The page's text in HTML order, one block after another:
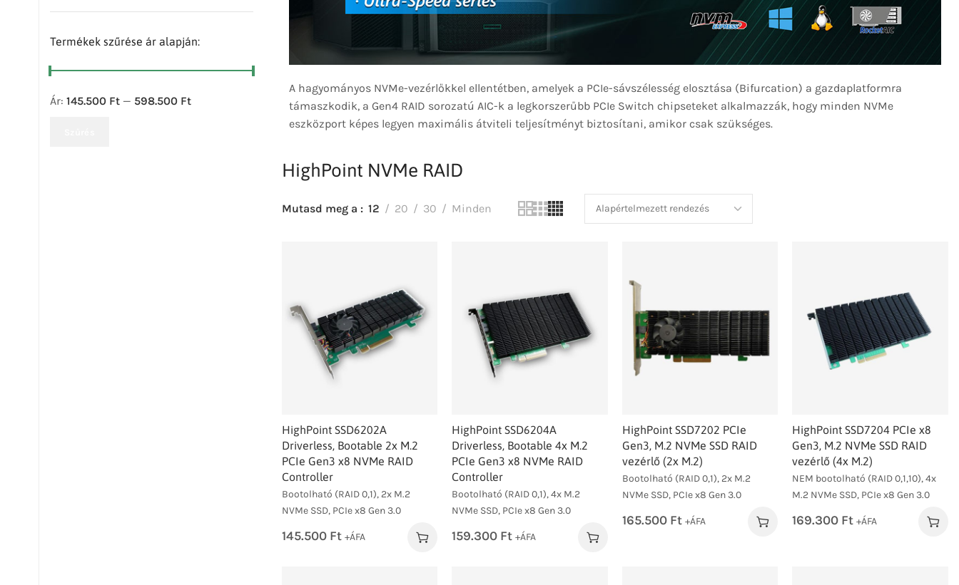
Termékek szűrése ár alapján:
Ár: 145.500 Ft — 598.500 Ft
A hagyományos NVMe-vezérlőkkel ellentétben, amelyek a PCIe-sávszélesség elosztása (Bifurcation) a gazdaplatformra
támaszkodik, a Gen4 RAID sorozatú AIC-k a legkorszerűbb PCIe Switch chipseteket alkalmazzák, hogy minden NVMe
eszközport képes legyen maximális átviteli teljesítményt biztosítani, amikor csak szükséges.
HighPoint NVMe RAID
Mutasd meg a 12 20 30 Minden
HighPoint SSD6202A
Driverless, Bootable 2x M.2
PCIe Gen3 x8 NVMe RAID
Controller
Bootolható (RAID 0,1), 2x M.2
NVMe SSD, PCIe x8 Gen 3.0
145.500 Ft +ÁFA
HighPoint SSD6204A
Driverless, Bootable 4x M.2
PCIe Gen3 x8 NVMe RAID
Controller
Bootolható (RAID 0,1), 4x M.2
NVMe SSD, PCIe x8 Gen 3.0
159.300 Ft +ÁFA
HighPoint SSD7202 PCIe
Gen3, M.2 NVMe SSD RAID
vezérlő (2x M.2)
Bootolható (RAID 0,1), 2x M.2
NVMe SSD, PCIe x8 Gen 3.0
165.500 Ft +ÁFA
HighPoint SSD7204 PCIe x8
Gen3, M.2 NVMe SSD RAID
vezérlő (4x M.2)
NEM bootolható (RAID 0,1,10), 4x
M.2 NVMe SSD, PCIe x8 Gen 3.0
169.300 Ft +ÁFA